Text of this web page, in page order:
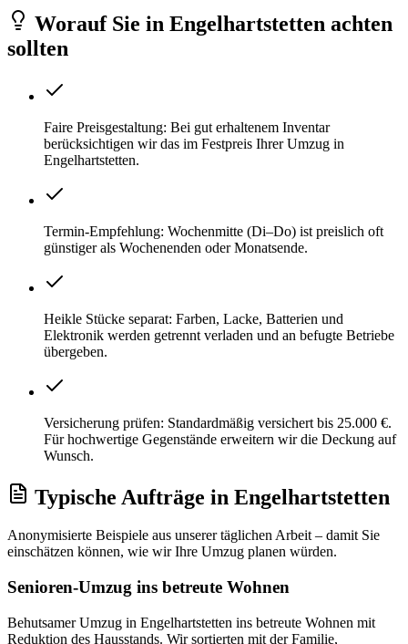
Worauf Sie in Engelhartstetten achten
sollten
Faire Preisgestaltung: Bei gut erhaltenem Inventar
berücksichtigen wir das im Festpreis Ihrer Umzug in
Engelhartstetten.
Termin-Empfehlung: Wochenmitte (Di–Do) ist preislich oft
günstiger als Wochenenden oder Monatsende.
Heikle Stücke separat: Farben, Lacke, Batterien und
Elektronik werden getrennt verladen und an befugte Betriebe
übergeben.
Versicherung prüfen: Standardmäßig versichert bis 25.000 €.
Für hochwertige Gegenstände erweitern wir die Deckung auf
Wunsch.
Typische Aufträge in Engelhartstetten
Anonymisierte Beispiele aus unserer täglichen Arbeit – damit Sie
einschätzen können, wie wir Ihre Umzug planen würden.
Senioren-Umzug ins betreute Wohnen
Behutsamer Umzug in Engelhartstetten ins betreute Wohnen mit
Reduktion des Hausstands. Wir sortierten mit der Familie,